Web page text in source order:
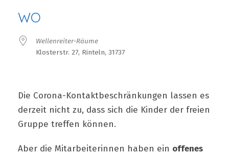
WO
Wellenreiter-Räume
Klosterstr. 27, Rinteln, 31737
Die Corona-Kontaktbeschränkungen lassen es
derzeit nicht zu, dass sich die Kinder der freien
Gruppe treffen können.
Aber die Mitarbeiterinnen haben ein offenes